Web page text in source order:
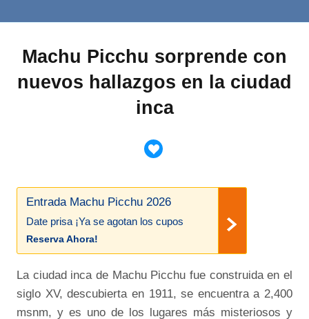
Machu Picchu sorprende con
nuevos hallazgos en la ciudad
inca
Entrada Machu Picchu 2026
Date prisa ¡Ya se agotan los cupos
Reserva Ahora!
La ciudad inca de Machu Picchu fue construida en el
siglo XV, descubierta en 1911, se encuentra a 2,400
msnm, y es uno de los lugares más misteriosos y